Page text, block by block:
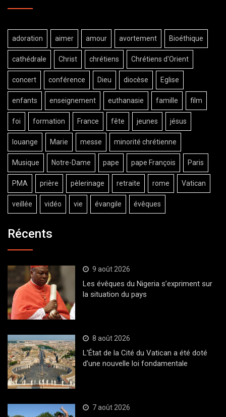
adoration aimer amour avortement Bioéthique
cathédrale Christ chrétiens Chrétiens d'Orient
concert conférence Dieu diocèse Eglise
enfants enseignement euthanasie famille film
foi formation France fête jeunes jésus
louange Marie messe minorité chrétienne
Musique Notre-Dame pape pape François Paris
PMA prière pèlerinage retraite rome Vatican
veillée vidéo vie évangile évêques
Récents
9 août 2026
Les évêques du Nigeria s’expriment sur
la situation du pays
8 août 2026
L’État de la Cité du Vatican a été doté
d’une nouvelle loi fondamentale
7 août 2026